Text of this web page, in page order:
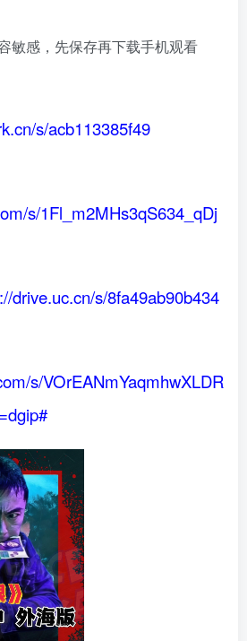
敏感，先保存再下载手机观看
s/acb113385f49
s/1Fl_m2MHs3qS634_qDj
drive.uc.cn/s/8fa49ab90b434
s/VOrEANmYaqmhwXLDR